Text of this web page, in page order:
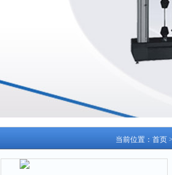
当前位置： 首页 >